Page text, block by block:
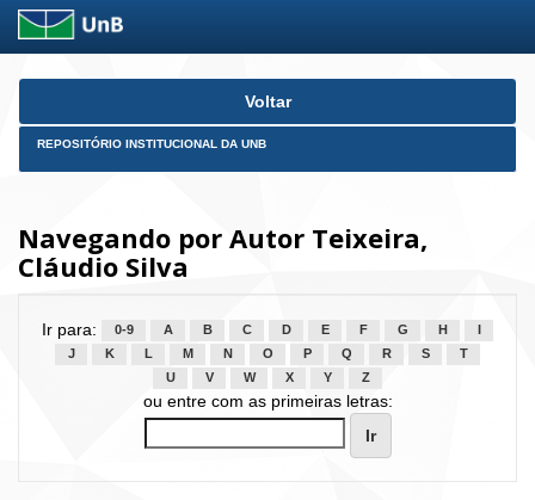
Skip
Voltar
REPOSITÓRIO INSTITUCIONAL DA UNB
Navegando por Autor Teixeira,
Cláudio Silva
Ir para: 0-9 A B C D E F G H
J
K L M N O P Q R S
T
U
V W X Y Z
ou entre com as primeiras letras: